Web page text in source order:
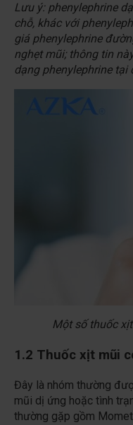
Lưu ý: phenylephrine
chỗ, khác với
giá phenylephrine
nghẹt mũi; thông tin
dạng phenylephrine tại
Một số thuốc
1.2 Thuốc xịt mũi
Đây là nhóm thường
mũi dị ứng hoặc tình
thường gặp gồm